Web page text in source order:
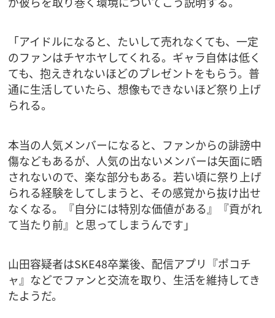
「アイドルになると、たいして売れなくても、一定
のファンはチヤホヤしてくれる。ギャラ自体は低く
ても、抱えきれないほどのプレゼントをもらう。普
通に生活していたら、想像もできないほど祭り上げ
られる。
本当の人気メンバーになると、ファンからの誹謗中
傷などもあるが、人気の出ないメンバーは矢面に晒
されないので、楽な部分もある。若い頃に祭り上げ
られる経験をしてしまうと、その感覚から抜け出せ
なくなる。『自分には特別な価値がある』『貢がれ
て当たり前』と思ってしまうんです」
山田容疑者はSKE48卒業後、配信アプリ『ポコチ
ャ』などでファンと交流を取り、生活を維持してき
たようだ。